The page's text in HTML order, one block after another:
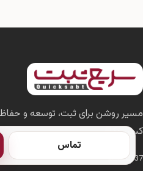
مسیر روشن برای ثبت، توسعه و
کسب‌وکار.
02632137
تماس